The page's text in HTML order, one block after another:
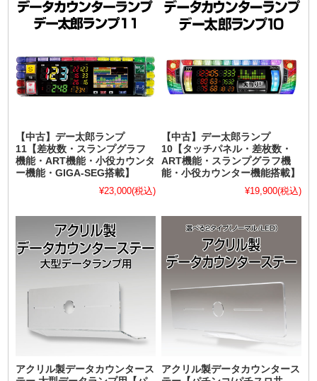
【中古】デー太郎ランプ
11【差枚数・スランプグラフ
機能・ART機能・小役カウンタ
ー機能・GIGA-SEG搭載】
¥23,000(税込)
【中古】デー太郎ランプ
10【タッチパネル・差枚数・
ART機能・スランプグラフ機
能・小役カウンター機能搭載】
¥19,900(税込)
アクリル製データカウンタース
アクリル製データカウンタース